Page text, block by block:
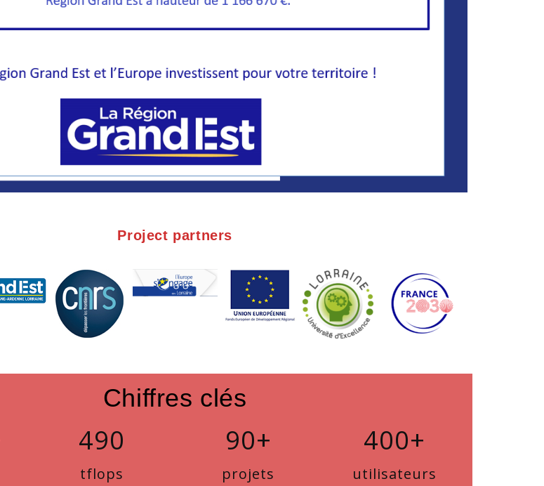
Project partners
Chiffres clés
490
tflops
90+
projets
400+
utilisateurs